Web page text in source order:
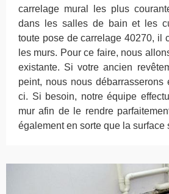
carrelage mural les plus
dans les salles de bain et les
toute pose de carrelage 40270, il
les murs. Pour ce faire, nous
existante. Si votre ancien
peint, nous nous débarrasserons
ci. Si besoin, notre équipe
mur afin de le rendre
également en sorte que la surface